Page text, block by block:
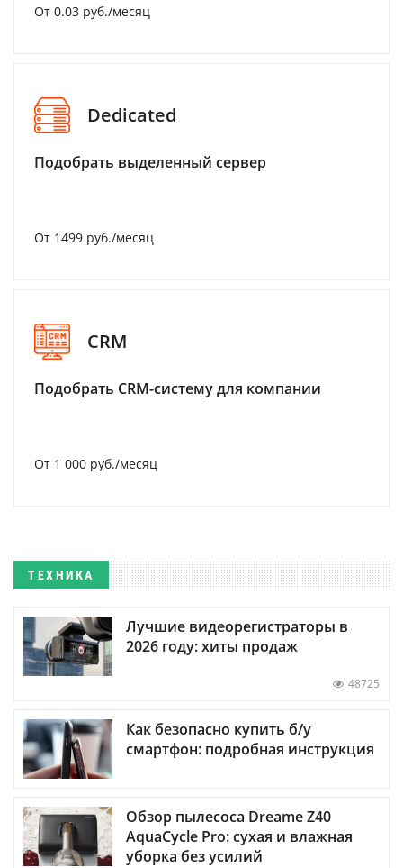
От 0.03 руб./месяц
Dedicated
Подобрать выделенный сервер
От 1499 руб./месяц
CRM
Подобрать CRM-систему для компании
От 1 000 руб./месяц
ТЕХНИКА
Лучшие видеорегистраторы в
2026 году: хиты продаж
48725
Как безопасно купить б/у
смартфон: подробная инструкция
Обзор пылесоса Dreame Z40
AquaCycle Pro: сухая и влажная
уборка без усилий